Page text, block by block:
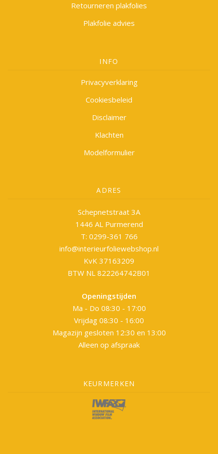
Retourneren plakfolies
Plakfolie advies
INFO
Privacyverklaring
Cookiesbeleid
Disclaimer
Klachten
Modelformulier
ADRES
Schepnetstraat 3A
1446 AL Purmerend
T: 0299-361 766
info@interieurfoliewebshop.nl
KvK 37163209
BTW NL 822264742B01
Openingstijden
Ma - Do 08:30 - 17:00
Vrijdag 08:30 - 16:00
Magazijn gesloten 12:30 en 13:00
Alleen op afspraak
KEURMERKEN